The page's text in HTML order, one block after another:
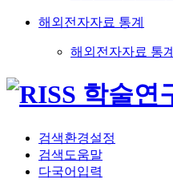
해외전자자료 통계
해외전자자료 통계
검색환경설정
검색도움말
다국어입력